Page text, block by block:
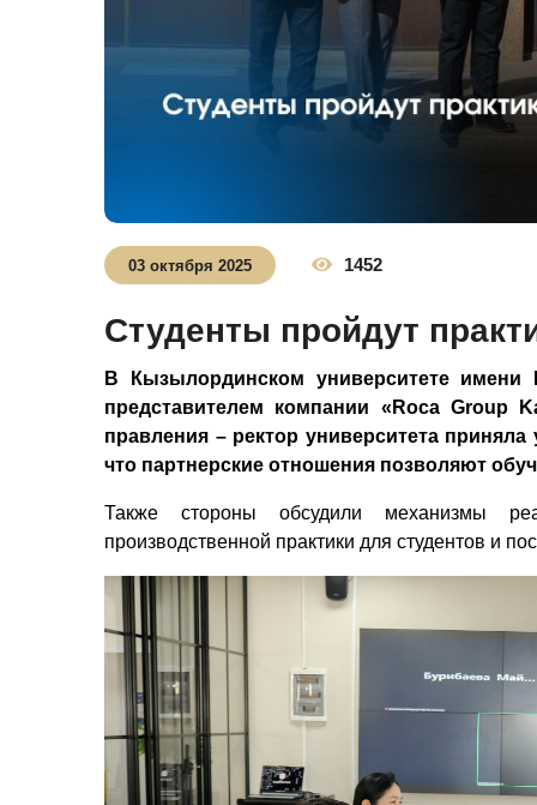
03 октября 2025 1452
Студенты пройдут
В Кызылординском университете имени
представителем компании «Roca Group
правления – ректор университета
что партнерские отношения позволяют
Также стороны обсудили механизмы
производственной практики для студентов и